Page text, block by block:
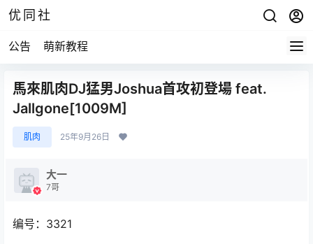
优同社
公告 萌新教程
馬來肌肉DJ猛男Joshua首攻初登場 feat.
Jallgone[1009M]
肌肉 25年9月26日
大一
7哥
编号：3321